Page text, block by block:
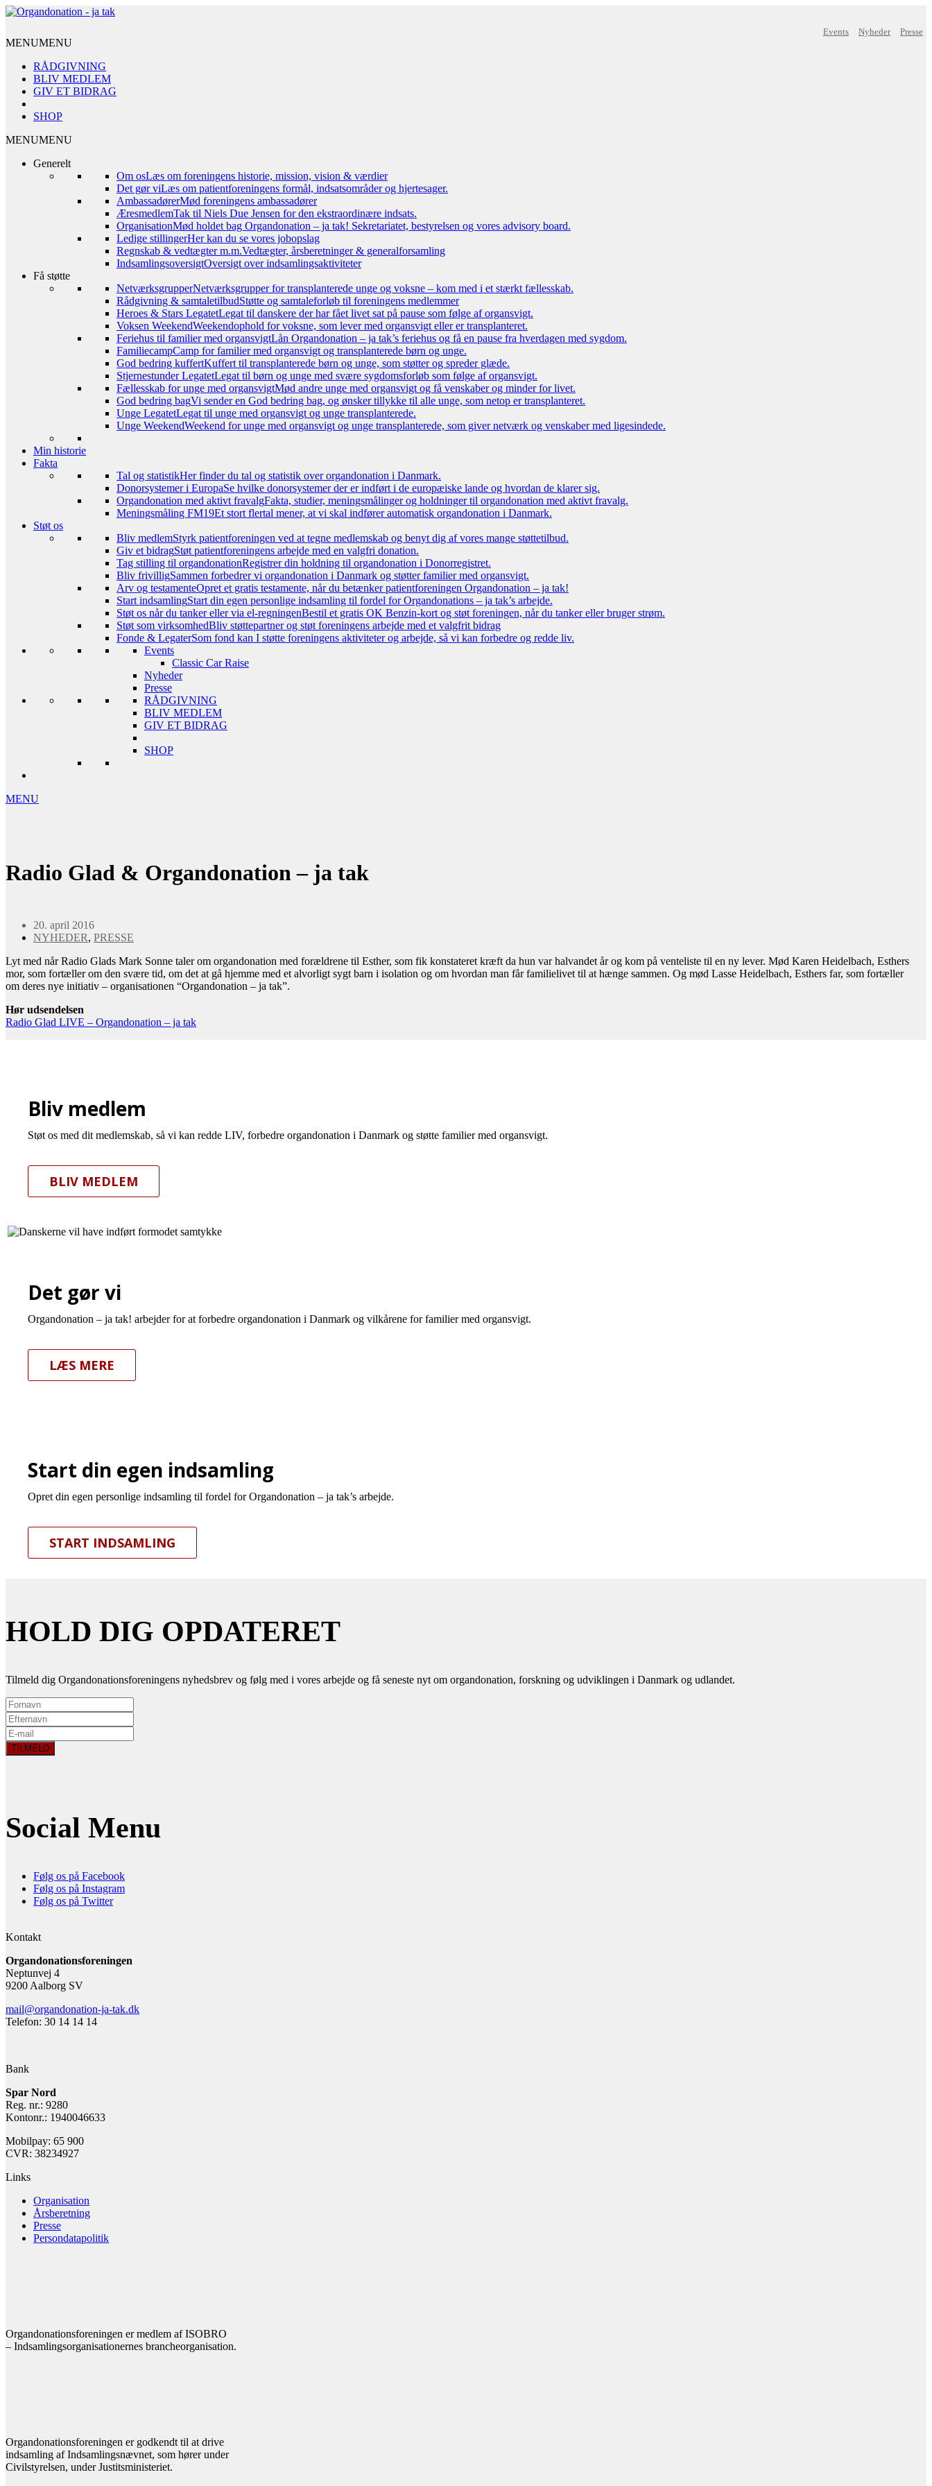
Events Nyheder Presse
MENUMENU
RÅDGIVNING
BLIV MEDLEM
GIV ET BIDRAG
SHOP
MENUMENU
Generelt
Om osLæs om foreningens historie, mission, vision & værdier
Det gør viLæs om patientforeningens formål, indsatsområder og hjertesager.
AmbassadørerMød foreningens ambassadører
ÆresmedlemTak til Niels Due Jensen for den ekstraordinære indsats.
OrganisationMød holdet bag Organdonation – ja tak! Sekretariatet, bestyrelsen og vores advisory board.
Ledige stillingerHer kan du se vores jobopslag
Regnskab & vedtægter m.m.Vedtægter, årsberetninger & generalforsamling
IndsamlingsoversigtOversigt over indsamlingsaktiviteter
Få støtte
NetværksgrupperNetværksgrupper for transplanterede unge og voksne – kom med i et stærkt fællesskab.
Rådgivning & samtaletilbudStøtte og samtaleforløb til foreningens medlemmer
Heroes & Stars LegatetLegat til danskere der har fået livet sat på pause som følge af organsvigt.
Voksen WeekendWeekendophold for voksne, som lever med organsvigt eller er transplanteret.
Feriehus til familier med organsvigtLån Organdonation – ja tak’s feriehus og få en pause fra hverdagen med sygdom.
FamiliecampCamp for familier med organsvigt og transplanterede børn og unge.
God bedring kuffertKuffert til transplanterede børn og unge, som støtter og spreder glæde.
Stjernestunder LegatetLegat til børn og unge med svære sygdomsforløb som følge af organsvigt.
Fællesskab for unge med organsvigtMød andre unge med organsvigt og få venskaber og minder for livet.
God bedring bagVi sender en God bedring bag, og ønsker tillykke til alle unge, som netop er transplanteret.
Unge LegatetLegat til unge med organsvigt og unge transplanterede.
Unge WeekendWeekend for unge med organsvigt og unge transplanterede, som giver netværk og venskaber med ligesindede.
Min historie
Fakta
Tal og statistikHer finder du tal og statistik over organdonation i Danmark.
Donorsystemer i EuropaSe hvilke donorsystemer der er indført i de europæiske lande og hvordan de klarer sig.
Organdonation med aktivt fravalgFakta, studier, meningsmålinger og holdninger til organdonation med aktivt fravalg.
Meningsmåling FM19Et stort flertal mener, at vi skal indfører automatisk organdonation i Danmark.
Støt os
Bliv medlemStyrk patientforeningen ved at tegne medlemskab og benyt dig af vores mange støttetilbud.
Giv et bidragStøt patientforeningens arbejde med en valgfri donation.
Tag stilling til organdonationRegistrer din holdning til organdonation i Donorregistret.
Bliv frivilligSammen forbedrer vi organdonation i Danmark og støtter familier med organsvigt.
Arv og testamenteOpret et gratis testamente, når du betænker patientforeningen Organdonation – ja tak!
Start indsamlingStart din egen personlige indsamling til fordel for Organdonations – ja tak’s arbejde.
Støt os når du tanker eller via el-regningenBestil et gratis OK Benzin-kort og støt foreningen, når du tanker eller bruger strøm.
Støt som virksomhedBliv støttepartner og støt foreningens arbejde med et valgfrit bidrag
Fonde & LegaterSom fond kan I støtte foreningens aktiviteter og arbejde, så vi kan forbedre og redde liv.
Events
Classic Car Raise
Nyheder
Presse
RÅDGIVNING
BLIV MEDLEM
GIV ET BIDRAG
SHOP
MENU
Radio Glad & Organdonation – ja tak
20. april 2016
NYHEDER, PRESSE
Lyt med når Radio Glads Mark Sonne taler om organdonation med forældrene til Esther, som fik konstateret kræft da hun var halvandet år og kom på venteliste til en ny lever. Mød Karen Heidelbach, Esthers
mor, som fortæller om den svære tid, om det at gå hjemme med et alvorligt sygt barn i isolation og om hvordan man får familielivet til at hænge sammen. Og mød Lasse Heidelbach, Esthers far, som fortæller
om deres nye initiativ – organisationen “Organdonation – ja tak”.
Hør udsendelsen
Radio Glad LIVE – Organdonation – ja tak
Bliv medlem
Støt os med dit medlemskab, så vi kan redde LIV, forbedre organdonation i Danmark og støtte familier med organsvigt.
BLIV MEDLEM
Det gør vi
Organdonation – ja tak! arbejder for at forbedre organdonation i Danmark og vilkårene for familier med organsvigt.
LÆS MERE
Start din egen indsamling
Opret din egen personlige indsamling til fordel for Organdonation – ja tak’s arbejde.
START INDSAMLING
HOLD DIG OPDATERET
Tilmeld dig Organdonationsforeningens nyhedsbrev og følg med i vores arbejde og få seneste nyt om organdonation, forskning og udviklingen i Danmark og udlandet.
Social Menu
Følg os på Facebook
Følg os på Instagram
Følg os på Twitter
Kontakt
Organdonationsforeningen
Neptunvej 4
9200 Aalborg SV
mail@organdonation-ja-tak.dk
Telefon: 30 14 14 14
Bank
Spar Nord
Reg. nr.: 9280
Kontonr.: 1940046633
Mobilpay: 65 900
CVR: 38234927
Links
Organisation
Årsberetning
Presse
Persondatapolitik
Organdonationsforeningen er medlem af ISOBRO
– Indsamlingsorganisationernes brancheorganisation.
Organdonationsforeningen er godkendt til at drive
indsamling af Indsamlingsnævnet, som hører under
Civilstyrelsen, under Justitsministeriet.